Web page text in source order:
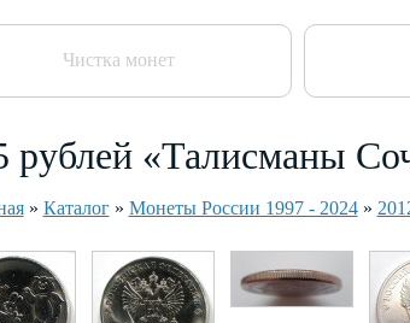
Чистка монет
рублей «Талисманы
» Каталог» Монеты России 1997 - 2024»